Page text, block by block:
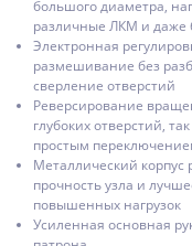
большого диаметра,
различные ЛКМ и даже
Электронная
размешивание без
сверление отверстий
Реверсирование
глубоких отверстий,
простым
Металлический
прочность узла и
повышенных нагрузок
Усиленная основная